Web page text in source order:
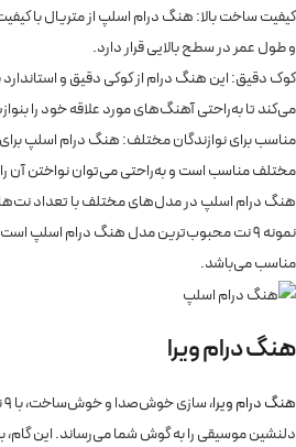
کیفیت ساخت بالا: هنگ درام اسلپ از متریال با
و طول عمر در سطح بالایی قرار دارد.
کوک دقیق: این هنگ درام از کوکی دقیق و
می‌کند تا به‌راحتی آهنگ‌های مورد علاقه خود را
مناسب برای نوازندگان مختلف: هنگ درام اسلپ
مختلف مناسب است و به‌راحتی می‌توان نواختن آن
هنگ درام اسلپ در مدل‌های مختلف با تعداد
نمونه 9 نت محبوب‌ترین مدل هنگ درام اسلپ
مناسب می‌باشد.
هنگ درام ویرا
هنگ درام ویرا
دلنشین موسیقی را به گوش شما می‌رساند. این گام،